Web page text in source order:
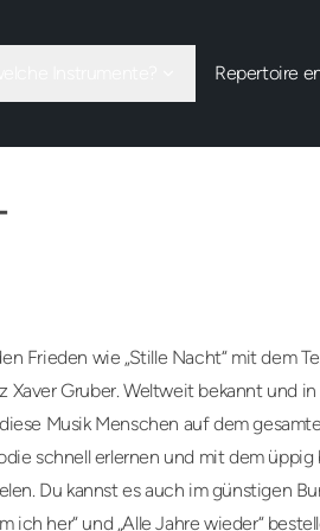
Repertoire
Frieden wie „Stille Nacht“ mit dem
Xaver Gruber. Weltweit bekannt und
Musik Menschen auf dem
schnell erlernen und mit dem
Du kannst es auch im günstigen
ich her“ und „Alle Jahre wieder“